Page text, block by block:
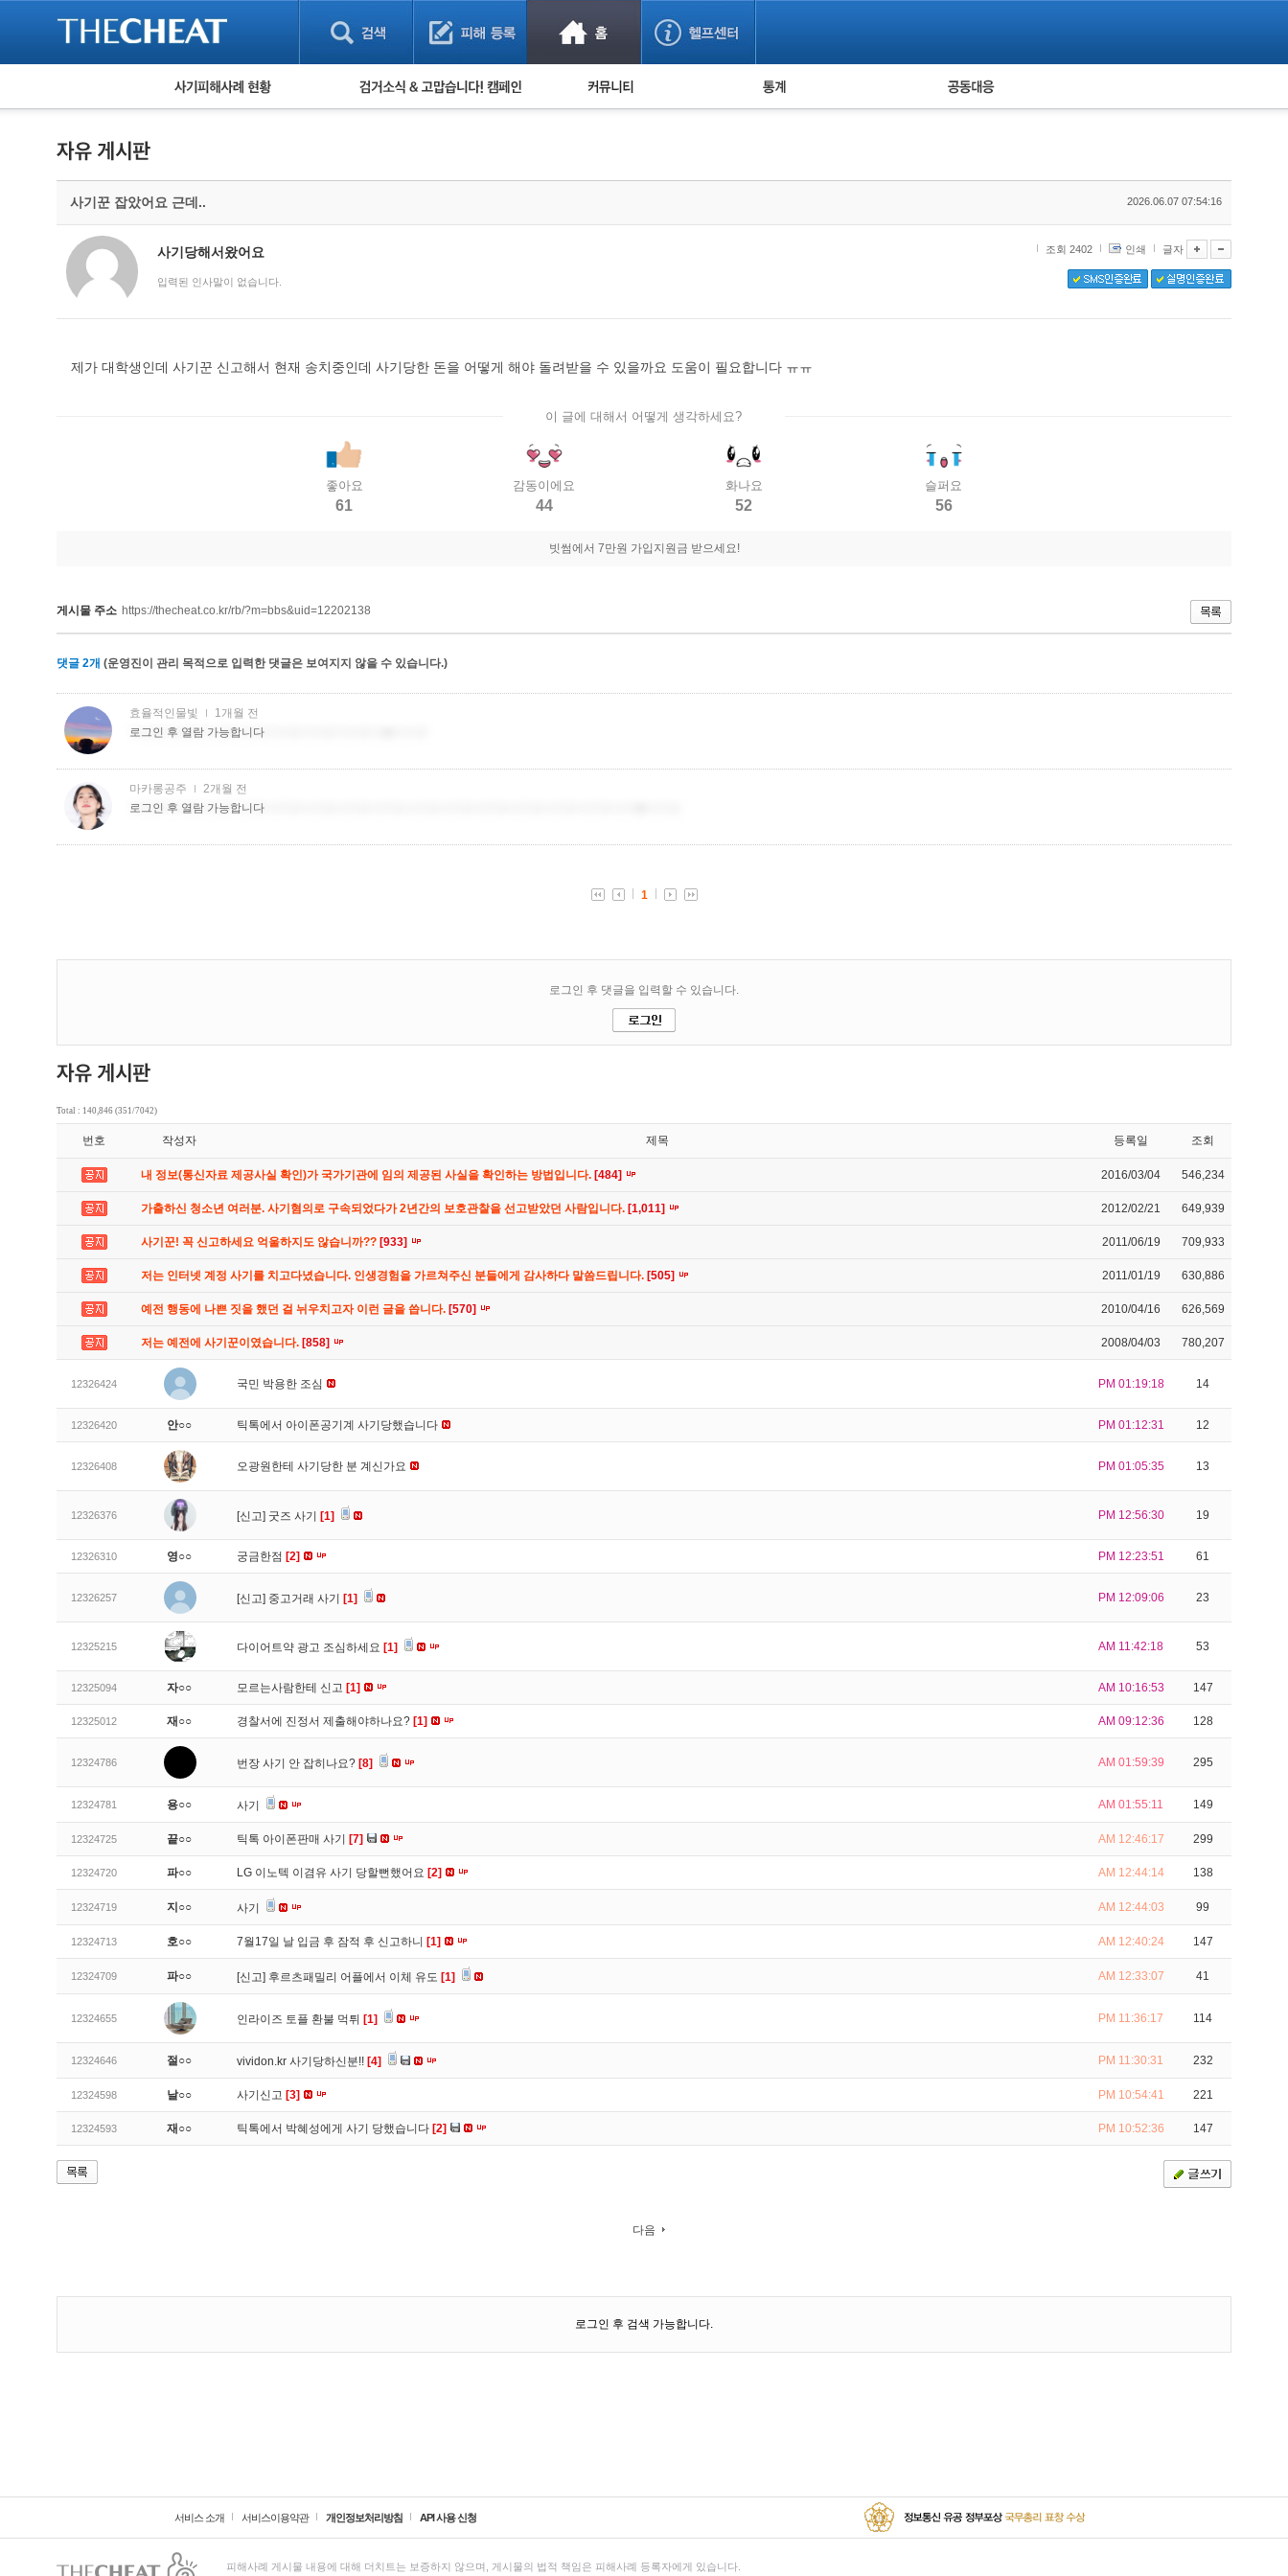
피해사례 현황
보이스피싱 피해사례
유해사이트 목록
비공개 피해사례
워킹홀리데이 피해사례
검거 소식 사기 예방했어요! 누적 피해사례 통계 피해자 공동대응
사기꾼 잡았어요 근데.. 2026.06.07 07:54:16
사기당해서왔어요
입력된 인사말이 없습니다.
조회 2402 인쇄 글자
제가 대학생인데 사기꾼 신고해서 현재 송치중인데 사기당한 돈을 어떻게 해야 돌려받을 수 있을까요 도움이 필요합니다 ㅠㅠ
이 글에 대해서 어떻게 생각하세요?
좋아요
61
감동이에요
44
화나요
52
슬퍼요
56
빗썸에서 7만원 가입지원금 받으세요!
게시물 주소 https://thecheat.co.kr/rb/?m=bbs&uid=12202138
댓글 2개 (운영진이 관리 목적으로 입력한 댓글은 보여지지 않을 수 있습니다.)
Total : 140,846 (351/7042)
번호 작성자 제목 등록일 조회
내 정보(통신자료 제공사실 확인)가 국가기관에 임의 제공된 사실을 확인하는 방법입니다. [484] 2016/03/04 546,234
가출하신 청소년 여러분. 사기혐의로 구속되었다가 2년간의 보호관찰을 선고받았던 사람입니다. [1,011] 2012/02/21 649,939
사기꾼! 꼭 신고하세요 억울하지도 않습니까?? [933] 2011/06/19 709,933
저는 인터넷 계정 사기를 치고다녔습니다. 인생경험을 가르쳐주신 분들에게 감사하다 말씀드립니다. [505] 2011/01/19 630,886
예전 행동에 나쁜 짓을 했던 걸 뉘우치고자 이런 글을 씁니다. [570] 2010/04/16 626,569
저는 예전에 사기꾼이였습니다. [858] 2008/04/03 780,207
12326424 국민 박용한 조심 PM 01:19:18 14
12326420 안○○ 틱톡에서 아이폰공기계 사기당했습니다 PM 01:12:31 12
12326408 오광원한테 사기당한 분 계신가요 PM 01:05:35 13
12326376 [신고] 굿즈 사기 [1] PM 12:56:30 19
12326310 영○○ 궁금한점 [2] PM 12:23:51 61
12326257 [신고] 중고거래 사기 [1] PM 12:09:06 23
12325215 다이어트약 광고 조심하세요 [1] AM 11:42:18 53
12325094 자○○ 모르는사람한테 신고 [1] AM 10:16:53 147
12325012 재○○ 경찰서에 진정서 제출해야하나요? [1] AM 09:12:36 128
12324786 번장 사기 안 잡히나요? [8] AM 01:59:39 295
12324781 용○○ 사기 AM 01:55:11 149
12324725 끝○○ 틱톡 아이폰판매 사기 [7] AM 12:46:17 299
12324720 파○○ LG 이노텍 이겸유 사기 당할뻔했어요 [2] AM 12:44:14 138
12324719 지○○ 사기 AM 12:44:03 99
12324713 호○○ 7월17일 날 입금 후 잠적 후 신고하니 [1] AM 12:40:24 147
12324709 파○○ [신고] 후르츠패밀리 어플에서 이체 유도 [1] AM 12:33:07 41
12324655 인라이즈 토플 환불 먹튀 [1] PM 11:36:17 114
12324646 절○○ vividon.kr 사기당하신분!! [4] PM 11:30:31 232
12324598 날○○ 사기신고 [3] PM 10:54:41 221
12324593 재○○ 틱톡에서 박혜성에게 사기 당했습니다 [2] PM 10:52:36 147
다음
로그인 후 검색 가능합니다.
서비스 소개 서비스이용약관 개인정보처리방침 API 사용 신청
피해사례 게시물 내용에 대해 더치트는 보증하지 않으며, 게시물의 법적 책임은 피해사례 등록자에게 있습니다.